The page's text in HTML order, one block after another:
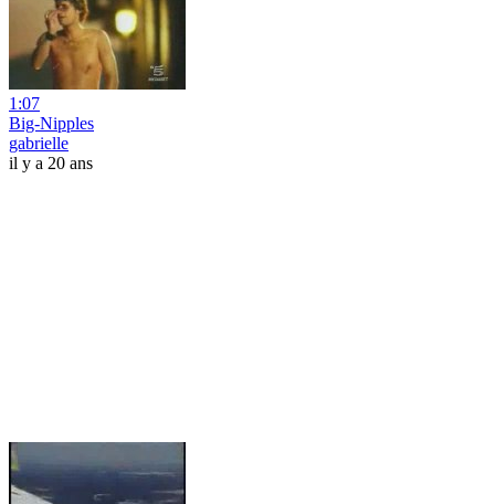
1:07
Big-Nipples
gabrielle
il y a 20 ans